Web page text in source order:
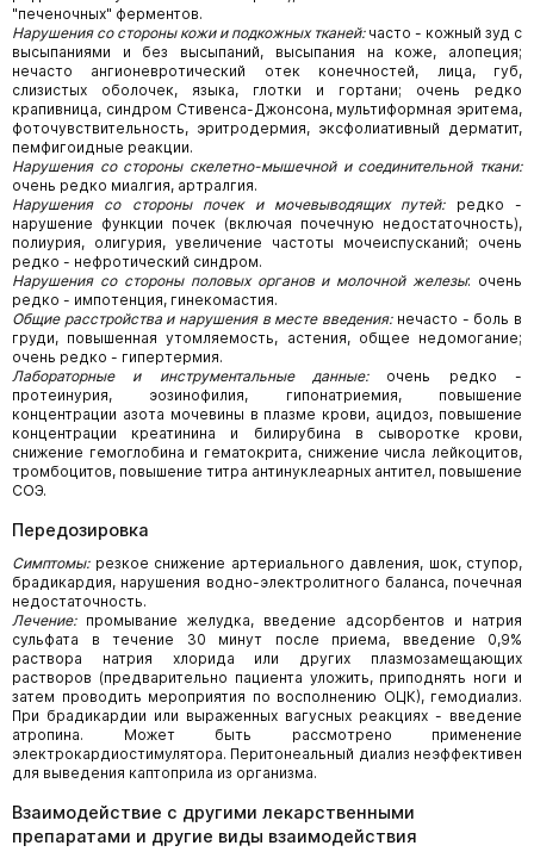
"печеночных" ферментов.
Нарушения со стороны кожи и подкожных тканей: часто - кожный зуд с
высыпаниями и без высыпаний, высыпания на коже, алопеция;
нечасто ангионевротический отек конечностей, лица, губ,
слизистых оболочек, языка, глотки и гортани; очень редко
крапивница, синдром Стивенса-Джонсона, мультиформная эритема,
фоточувствительность, эритродермия, эксфолиативный дерматит,
пемфигоидные реакции.
Нарушения со стороны скелетно-мышечной и соединительной ткани:
очень редко миалгия, артралгия.
Нарушения со стороны почек и мочевыводящих путей:редко -
нарушение функции почек (включая почечную недостаточность),
полиурия, олигурия, увеличение частоты мочеиспусканий; очень
редко - нефротический синдром.
Нарушения со стороны половых органов и молочной железы: очень
редко - импотенция, гинекомастия.
Общие расстройства и нарушения в месте введения:нечасто - боль в
груди, повышенная утомляемость, астения, общее недомогание;
очень редко - гипертермия.
Лабораторные и инструментальные данные:очень редко -
протеинурия, эозинофилия, гипонатриемия, повышение
концентрации азота мочевины в плазме крови, ацидоз, повышение
концентрации креатинина и билирубина в сыворотке крови,
снижение гемоглобина и гематокрита, снижение числа лейкоцитов,
тромбоцитов, повышение титра антинуклеарных антител, повышение
СОЭ.
Передозировка
Симптомы: резкое снижение артериального давления, шок, ступор,
брадикардия, нарушения водно-электролитного баланса, почечная
недостаточность.
Лечение:промывание желудка, введение адсорбентов и натрия
сульфата в течение 30 минут после приема, введение 0,9%
раствора натрия хлорида или других плазмозамещающих
растворов (предварительно пациента уложить, приподнять ноги и
затем проводить мероприятия по восполнению ОЦК), гемодиализ.
При брадикардии или выраженных вагусных реакциях - введение
атропина. Может быть рассмотрено применение
электрокардиостимулятора. Перитонеальный диализ неэффективен
для выведения каптоприла из организма.
Взаимодействие с другими лекарственными
препаратами и другие виды взаимодействия